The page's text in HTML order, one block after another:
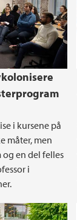
i kursene på
måter, men
en del felles
i